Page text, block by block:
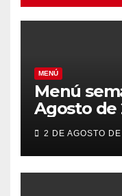
MENÚ
Menú
Agosto de
2 DE AGOSTO